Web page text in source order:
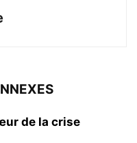
de la crise